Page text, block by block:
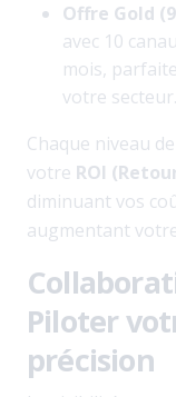
Offre Gold
avec 10
mois,
votre secteur.
Chaque niveau
votre ROI
diminuant vos
augmentant
Piloter
précision